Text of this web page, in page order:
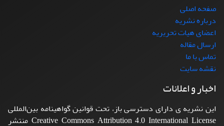
صفحه اصلی
درباره نشریه
اعضای هیات تحریریه
ارسال مقاله
تماس با ما
نقشه سایت
اخبار و اعلانات
این نشریه ی دارای دسترسی باز، تحت قوانین گواهینامه بین‌المللی
Creative Commons Attribution 4.0 International License منتشر